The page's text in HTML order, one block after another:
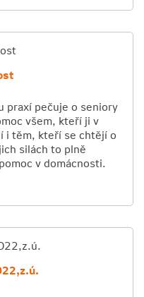
praxí pečuje o seniory
všem, kteří ji v
i těm, kteří se chtějí o
silách to plně
v domácnosti.